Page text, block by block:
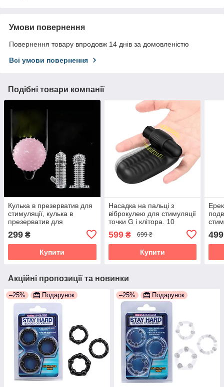
Умови повернення
Повернення товару впродовж 14 днів за домовленістю
Всі умови повернення
Подібні товари компанії
Кулька в презерватив для
стимуляції, кулька в
презерватив для
пухирцями Wo-Ball
299 ₴
Купити
Насадка на пальці з
віброкулею для стимуляції
точки G і клітора. 10
599₴ 699 ₴
Купити
499
Акційні пропозиції та новинки
–25% Подарунок –25% Подарунок